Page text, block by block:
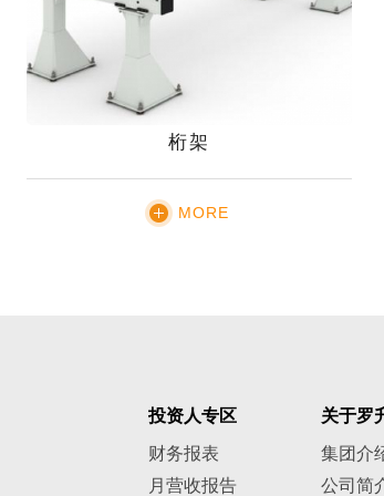
桁架
MORE
投资人专区
财务报表
月营收报告
关于罗
集团介
公司简